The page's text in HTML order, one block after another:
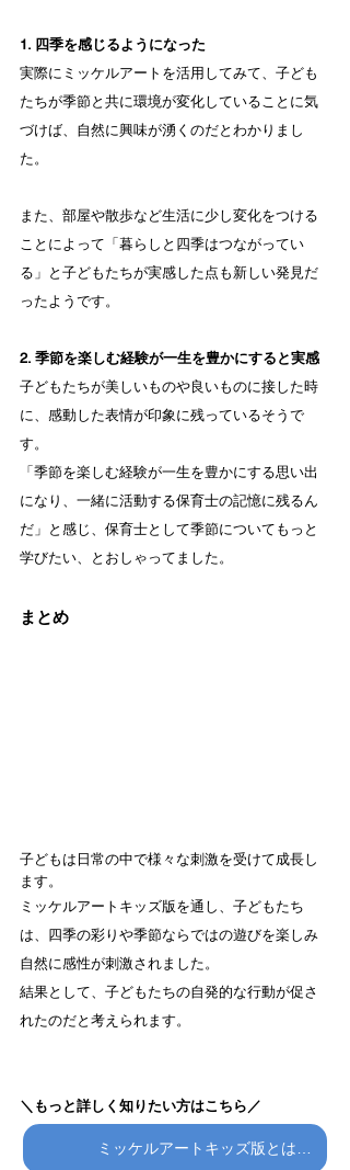
1. 四季を感じるようになった
実際にミッケルアートを活用してみて、子ども
たちが季節と共に環境が変化していることに気
づけば、自然に興味が湧くのだとわかりまし
た。
また、部屋や散歩など生活に少し変化をつける
ことによって「暮らしと四季はつながってい
る」と子どもたちが実感した点も新しい発見だ
ったようです。
2. 季節を楽しむ経験が一生を豊かにすると実感
子どもたちが美しいものや良いものに接した時
に、感動した表情が印象に残っているそうで
す。
「季節を楽しむ経験が一生を豊かにする思い出
になり、一緒に活動する保育士の記憶に残るん
だ」と感じ、保育士として季節についてもっと
学びたい、とおしゃってました。
まとめ
子どもは日常の中で様々な刺激を受けて成長し
ます。
ミッケルアートキッズ版を通し、子どもたち
は、四季の彩りや季節ならではの遊びを楽しみ
自然に感性が刺激されました。
結果として、子どもたちの自発的な行動が促さ
れたのだと考えられます。
＼もっと詳しく知りたい方はこちら／